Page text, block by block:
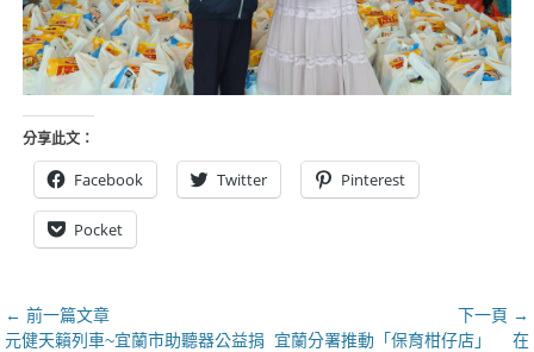
分享此文：
Facebook Twitter Pinterest
Pocket
文
章
← 前一篇文章
上
元健天籟列車~宜蘭市助聽器公益捐
下一頁 →
下
宜蘭分署推動「保育柑仔店」 在